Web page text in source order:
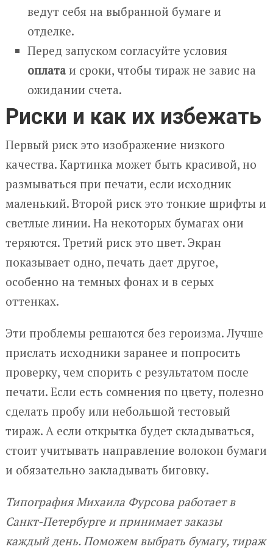
ведут себя на выбранной бумаге и
отделке.
Перед запуском согласуйте условия
оплата и сроки, чтобы тираж не завис на
ожидании счета.
Риски и как их избежать
Первый риск это изображение низкого
качества. Картинка может быть красивой, но
размываться при печати, если исходник
маленький. Второй риск это тонкие шрифты и
светлые линии. На некоторых бумагах они
теряются. Третий риск это цвет. Экран
показывает одно, печать дает другое,
особенно на темных фонах и в серых
оттенках.
Эти проблемы решаются без героизма. Лучше
прислать исходники заранее и попросить
проверку, чем спорить с результатом после
печати. Если есть сомнения по цвету, полезно
сделать пробу или небольшой тестовый
тираж. А если открытка будет складываться,
стоит учитывать направление волокон бумаги
и обязательно закладывать биговку.
Типография Михаила Фурсова работает в
Санкт-Петербурге и принимает заказы
каждый день. Поможем выбрать бумагу, тираж